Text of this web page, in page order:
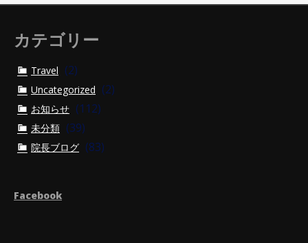
カテゴリー
Travel (2)
Uncategorized (2)
お知らせ (112)
未分類 (39)
院長ブログ (83)
Facebook